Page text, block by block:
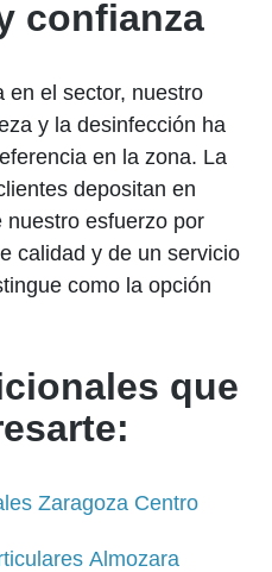
confianza
en el sector, nuestro
y la desinfección ha
en la zona. La
depositan en
nuestro esfuerzo por
calidad y de un servicio
como la opción
que
Zaragoza Centro
Almozara